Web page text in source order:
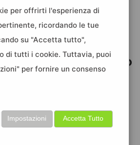
personalizzato
LinkedIn
pubblico personalizzato
e Google, da
pubblicitarie.
per offrirti l'esperienza di
ricordando le tue
su "Accetta tutto",
di tutti i cookie. Tuttavia, puoi
per fornire un consenso
Accetta Tutto
Impostazioni